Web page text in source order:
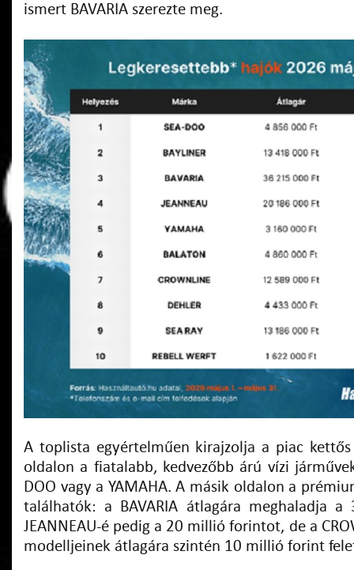
ismert BAVARIA szerezte meg.
A toplista egyértelműen kirajzolja a piac
oldalon a fiatalabb, kedvezőbb árú vízi
DOO vagy a YAMAHA. A másik oldalon a
találhatók: a BAVARIA átlagára meghaladja
JEANNEAU-é pedig a 20 millió forintot, de a
modelljeinek átlagára szintén 10 millió forint